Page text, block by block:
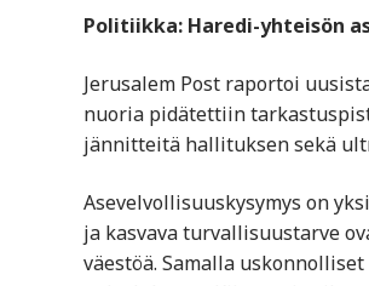
Politiikka: Haredi-yhteisön
Jerusalem Post raportoi
nuoria pidätettiin
jännitteitä hallituksen sekä
Asevelvollisuuskysymys on
ja kasvava turvallisuustarve
väestöä. Samalla